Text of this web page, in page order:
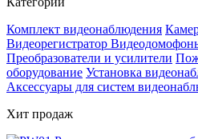
Комплект видеонаблюдения
Видеорегистратор
Преобразователи и усилители
оборудование Установка
Аксессуары для систем
Хит продаж